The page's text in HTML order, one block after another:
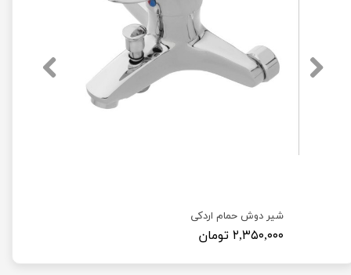
شیر دوش حمام اردکی
۲,۳۵۰,۰۰۰ تومان